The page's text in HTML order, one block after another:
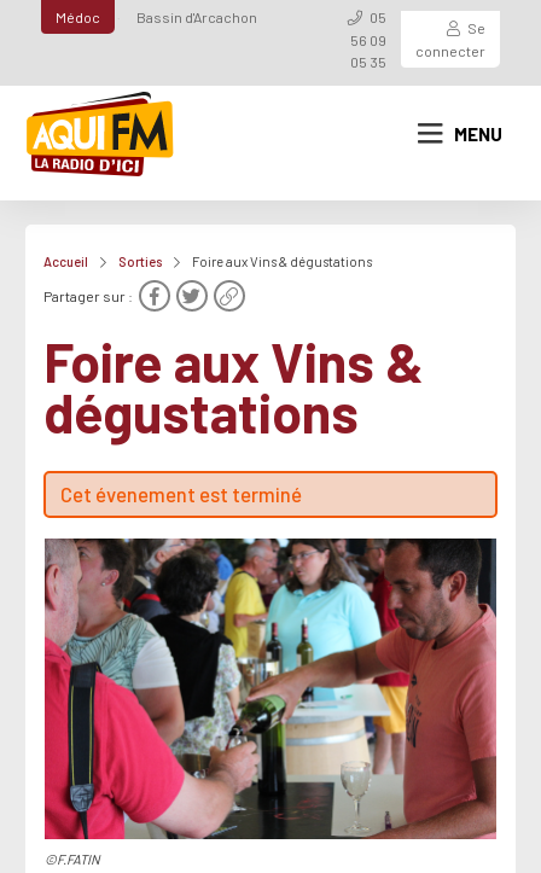
Médoc Bassin d'Arcachon
05
56 09
05 35
Se
connecter
MENU
Accueil Sorties Foire aux Vins & dégustations
Partager sur :
Foire aux Vins &
dégustations
Cet évenement est terminé
©F.FATIN